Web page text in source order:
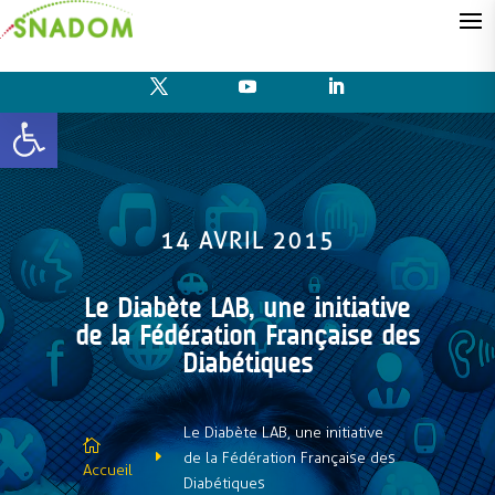
Ouvrir la barre d’outils
14 AVRIL 2015
Le Diabète LAB, une initiative
de la Fédération Française des
Diabétiques

Accueil
E
Le Diabète LAB, une initiative
de la Fédération Française des
Diabétiques